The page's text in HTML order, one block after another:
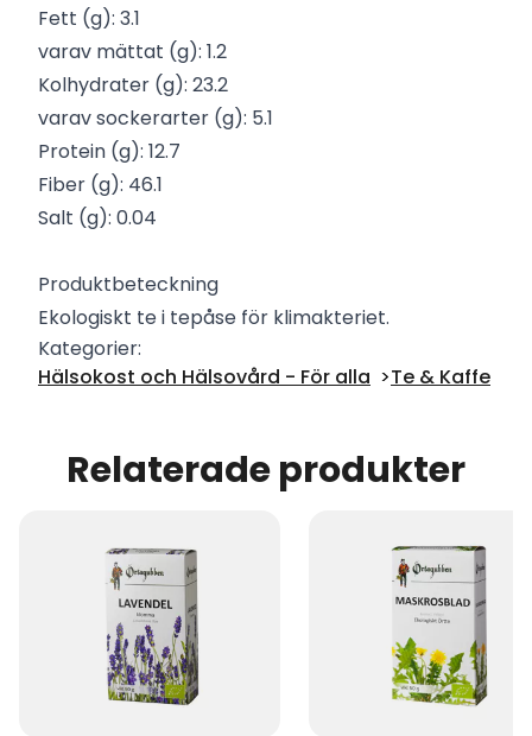
Fett (g): 3.1
varav mättat (g): 1.2
Kolhydrater (g): 23.2
varav sockerarter (g): 5.1
Protein (g): 12.7
Fiber (g): 46.1
Salt (g): 0.04
Produktbeteckning
Ekologiskt te i tepåse för klimakteriet.
Kategorier:
Hälsokost och Hälsovård - För alla
Te & Kaffe
Relaterade produkter